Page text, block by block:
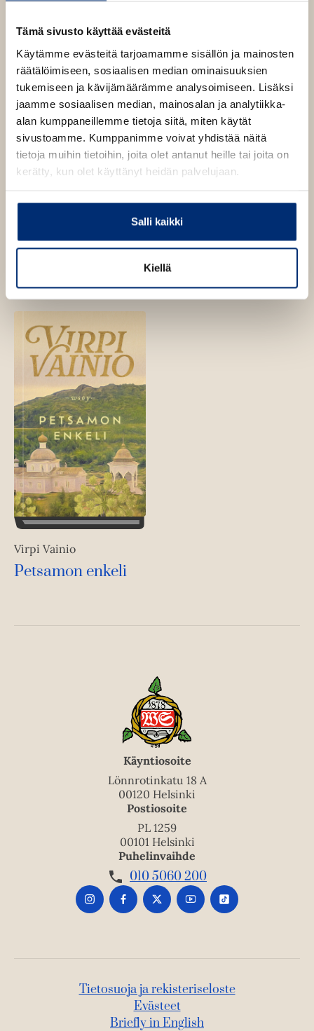
Tämä sivusto käyttää evästeitä
Käytämme evästeitä tarjoamamme sisällön ja mainosten
räätälöimiseen, sosiaalisen median ominaisuuksien
tukemiseen ja kävijämäärämme analysoimiseen. Lisäksi
jaamme sosiaalisen median, mainosalan ja analytiikka-
alan kumppaneillemme tietoja siitä, miten käytät
sivustoamme. Kumppanimme voivat yhdistää näitä
tietoja muihin tietoihin, joita olet antanut heille tai joita on
kerätty, kun olet käyttänyt heidän palvelujaan.
Salli kaikki
Kiellä
Joulukuu 2026
Virpi Vainio
Petsamon enkeli
Käyntiosoite
Lönnrotinkatu 18 A
00120 Helsinki
Postiosoite
PL 1259
00101 Helsinki
Puhelinvaihde
010 5060 200
Tietosuoja ja rekisteriseloste
Evästeet
Briefly in English